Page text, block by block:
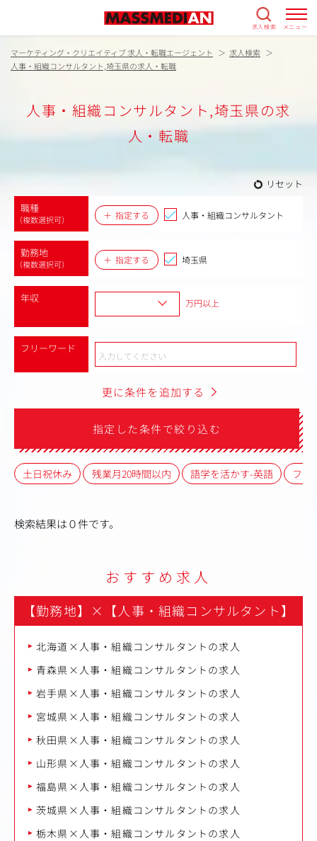
求人検索 メニュー
マーケティング・クリエイティブ 求人・転職エージェント
求人検索
人事・組織コンサルタント,埼玉県の求人・転職
人事・組織コンサルタント,埼玉県の求
人・転職
リセット
職種
（複数選択可） 指定する 人事・組織コンサルタント
勤務地
（複数選択可） 指定する 埼玉県
年収 万円以上
フリーワード
更に条件を追加する
指定した条件で絞り込む
土日祝休み 残業月20時間以内 語学を活かす-英語 フレ
検索結果は０件です。
おすすめ求人
【勤務地】 × 【人事・組織コンサルタント】
北海道×人事・組織コンサルタントの求人
青森県×人事・組織コンサルタントの求人
岩手県×人事・組織コンサルタントの求人
宮城県×人事・組織コンサルタントの求人
秋田県×人事・組織コンサルタントの求人
山形県×人事・組織コンサルタントの求人
福島県×人事・組織コンサルタントの求人
茨城県×人事・組織コンサルタントの求人
栃木県×人事・組織コンサルタントの求人